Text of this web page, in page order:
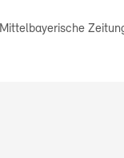
Mittelbayerische